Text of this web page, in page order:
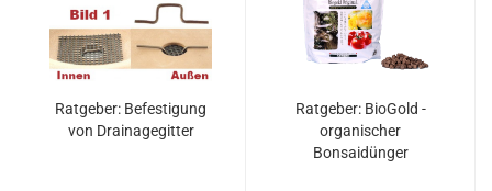
Ratgeber: Befestigung
von Drainagegitter
Ratgeber: BioGold -
organischer
Bonsaidünger